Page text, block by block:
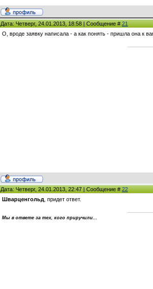
Дата: Четверг, 24.01.2013, 18:58 | Сообщение #21
О, вроде заявку написала - а как понять - пришла она к
Дата: Четверг, 24.01.2013, 22:47 | Сообщение #22
Шварценгольд , придет ответ.
Мы в ответе за тех, кого приручили...